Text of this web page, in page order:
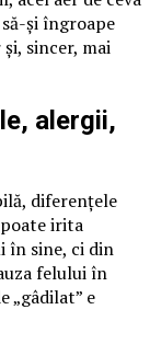
și îngroape
sincer, mai
alergii,
diferențele
irita
în sine, ci din
felului în
„gâdilat” e